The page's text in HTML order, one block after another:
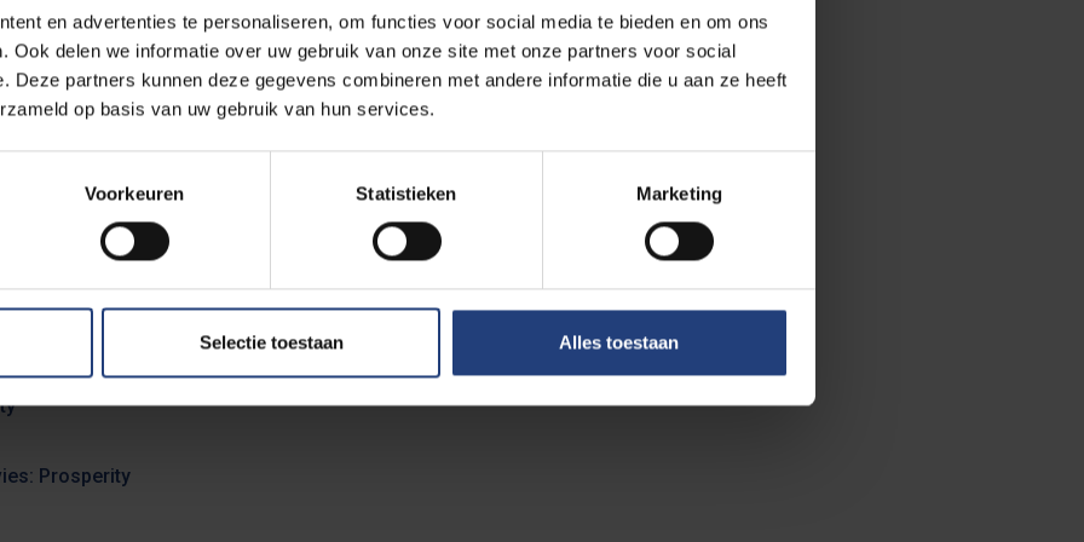
en advertenties te personaliseren, om functies voor social media te bieden en om ons
Ook delen we informatie over uw gebruik van onze site met onze partners voor social
Deze partners kunnen deze gegevens combineren met andere informatie die u aan ze heeft
op basis van uw gebruik van hun services.
Voorkeuren Statistieken Marketing
Selectie toestaan Alles toestaan
for many Africans.
Capharnaüm is also not to be missed. In it, a 12-year-old
in one's own talent can be the way out
Prosperity